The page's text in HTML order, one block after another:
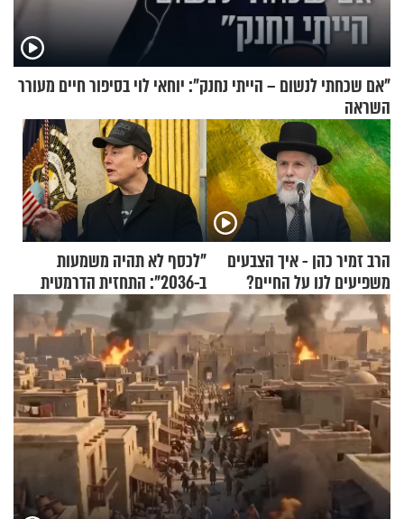
"אם שכחתי לנשום – הייתי נחנק": יוחאי לוי בסיפור חיים מעורר
השראה
הרב זמיר כהן - איך הצבעים
משפיעים לנו על החיים?
"לכסף לא תהיה משמעות
ב-2036": התחזית הדרמטית
של אילון מאסק על עתיד
הכלכלה